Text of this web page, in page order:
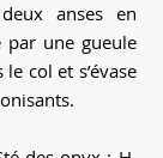
anses en
par une gueule
col et s’évase